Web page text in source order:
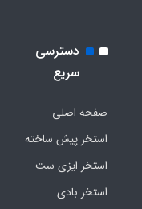
دسترسی
سریع
صفحه اصلی
استخر پیش ساخته
استخر ایزی ست
استخر بادی